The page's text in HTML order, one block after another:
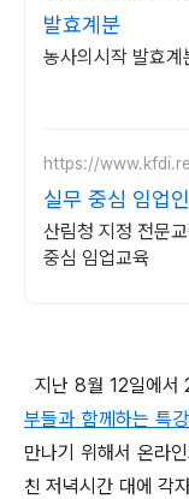
발효계분
농사의시
https://
실무 중심 임업
산림청 지정 전문
중심 임업교육
지난 8월 12일에서
부들과 함께하는 특강
만나기 위해서 온라
친 저녁시간 대에 각